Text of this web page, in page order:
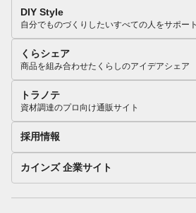
DIY Style
自分でものづくりしたいすべての人をサポート
くらシェア
商品を組み合わせたくらしのアイデアシェア
トラノテ
資材調達のプロ向け通販サイト
採用情報
カインズ 企業サイト